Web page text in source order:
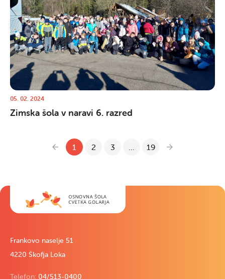
05. 02. 2024
Zimska šola v naravi 6. razred
Nazaj
1 2 3 ... 19
Naprej
Frankovo naselje 51
4220 Škofja Loka
Telefon: 04/513-0400